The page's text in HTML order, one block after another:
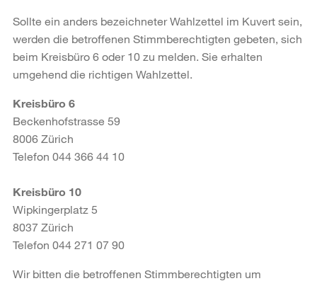
Sollte ein anders bezeichneter Wahlzettel im Kuvert sein,
werden die betroffenen Stimmberechtigten gebeten, sich
beim Kreisbüro 6 oder 10 zu melden. Sie erhalten
umgehend die richtigen Wahlzettel.
Kreisbüro 6
Beckenhofstrasse 59
8006 Zürich
Telefon 044 366 44 10
Kreisbüro 10
Wipkingerplatz 5
8037 Zürich
Telefon 044 271 07 90
Wir bitten die betroffenen Stimmberechtigten um